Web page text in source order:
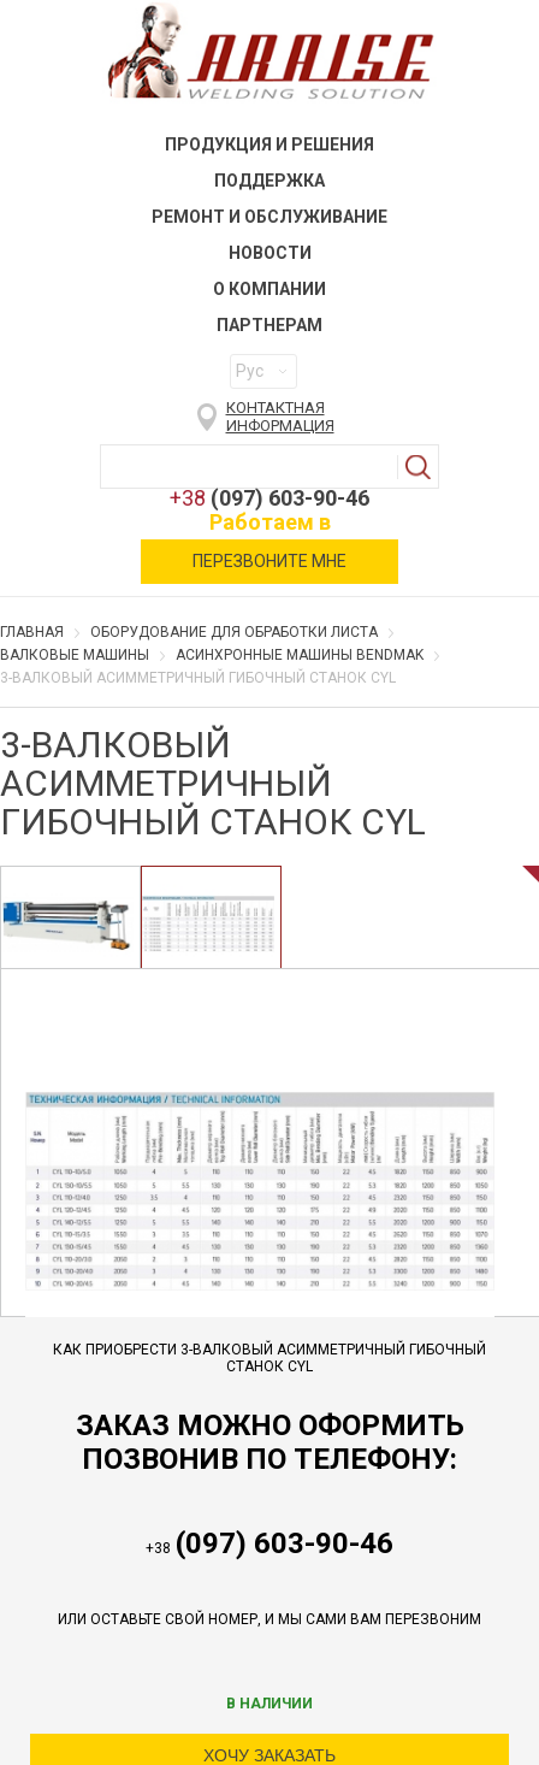
ПРОДУКЦИЯ И РЕШЕНИЯ
ПОДДЕРЖКА
РЕМОНТ И ОБСЛУЖИВАНИЕ
НОВОСТИ
О КОМПАНИИ
ПАРТНЕРАМ
Рус
КОНТАКТНАЯ
ИНФОРМАЦИЯ
+38 (097) 603-90-46
Работаем в
военное время
ПЕРЕЗВОНИТЕ МНЕ
ГЛАВНАЯ
ОБОРУДОВАНИЕ ДЛЯ ОБРАБОТКИ ЛИСТА
ВАЛКОВЫЕ МАШИНЫ
АСИНХРОННЫЕ МАШИНЫ BENDMAK
3-ВАЛКОВЫЙ АСИММЕТРИЧНЫЙ ГИБОЧНЫЙ СТАНОК CYL
3-ВАЛКОВЫЙ
АСИММЕТРИЧНЫЙ
ГИБОЧНЫЙ СТАНОК CYL
КАК ПРИОБРЕСТИ 3-ВАЛКОВЫЙ АСИММЕТРИЧНЫЙ ГИБОЧНЫЙ
СТАНОК CYL
ЗАКАЗ МОЖНО ОФОРМИТЬ
ПОЗВОНИВ ПО ТЕЛЕФОНУ:
+38 (097) 603-90-46
ИЛИ ОСТАВЬТЕ СВОЙ НОМЕР, И МЫ САМИ ВАМ ПЕРЕЗВОНИМ
В НАЛИЧИИ
ХОЧУ ЗАКАЗАТЬ